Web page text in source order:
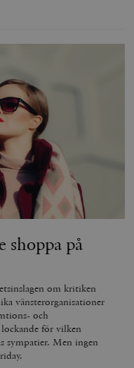
shoppa på
om kritiken
vänsterorganisationer
och
för vilken
sympatier. Men ingen